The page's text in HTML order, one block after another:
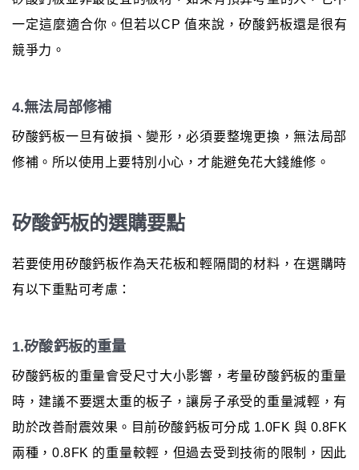
一定這麼適合你。但若以CP 值來說，矽酸鈣板還是很有
競爭力。
4.無法局部修補
矽酸鈣板一旦有破損、變形，必須要整塊更換，無法局部
修補。所以使用上要特別小心，才能避免花大錢維修。
矽酸鈣板的選購要點
若要使用矽酸鈣板作為天花板和輕隔間的材料，在選購時
有以下重點可考慮：
1.矽酸鈣板的重量
矽酸鈣板的重量會受尺寸大小影響，考量矽酸鈣板的重量
時，建議不要選太重的板子，讓房子承受的重量減輕，有
助於改善耐震效果。目前矽酸鈣板可分成 1.0FK 與 0.8FK
兩種，0.8FK 的重量較輕，但過去受到技術的限制，因此